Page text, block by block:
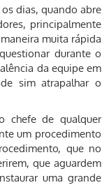
dias, quando abre
principalmente
muita rápida
durante o
da equipe em
sim atrapalhar o
chefe de qualquer
um procedimento
que no
que aguardem
uma grande